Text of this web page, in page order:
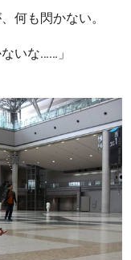
何も閃かない。
いな……」